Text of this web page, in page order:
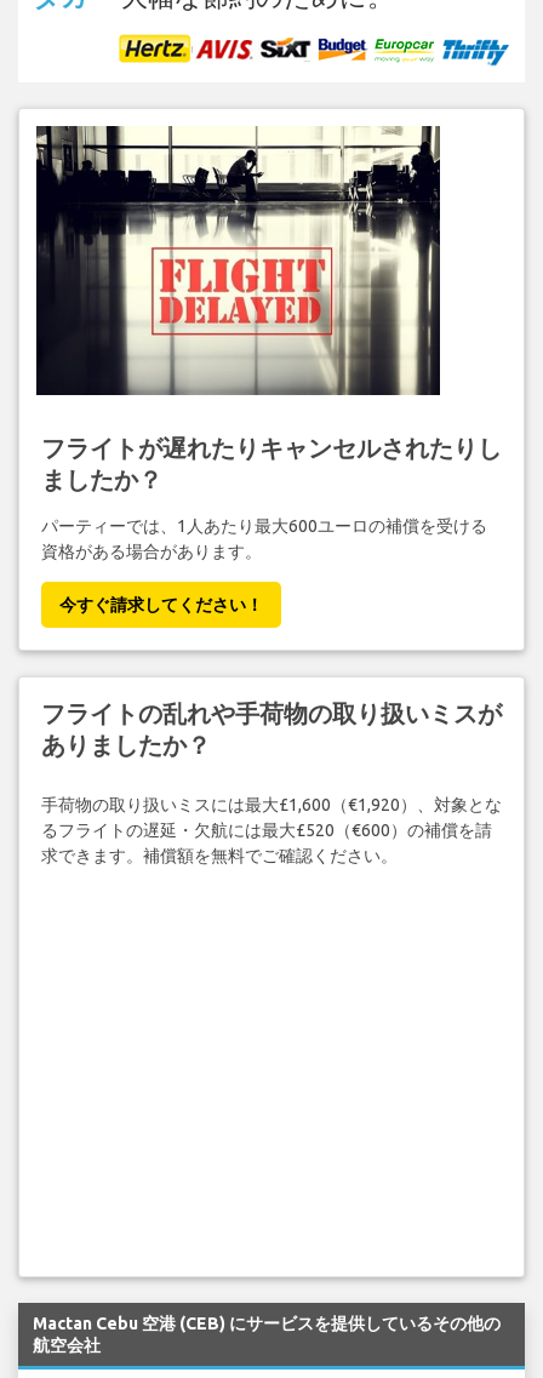
フライトが遅れたりキャンセルされたりし
ましたか？
パーティーでは、1人あたり最大600ユーロの補償を受ける
資格がある場合があります。
今すぐ請求してください！
フライトの乱れや手荷物の取り扱いミスが
ありましたか？
手荷物の取り扱いミスには最大£1,600（€1,920）、対象とな
るフライトの遅延・欠航には最大£520（€600）の補償を請
求できます。補償額を無料でご確認ください。
Mactan Cebu 空港 (CEB) にサービスを提供しているその他の
航空会社